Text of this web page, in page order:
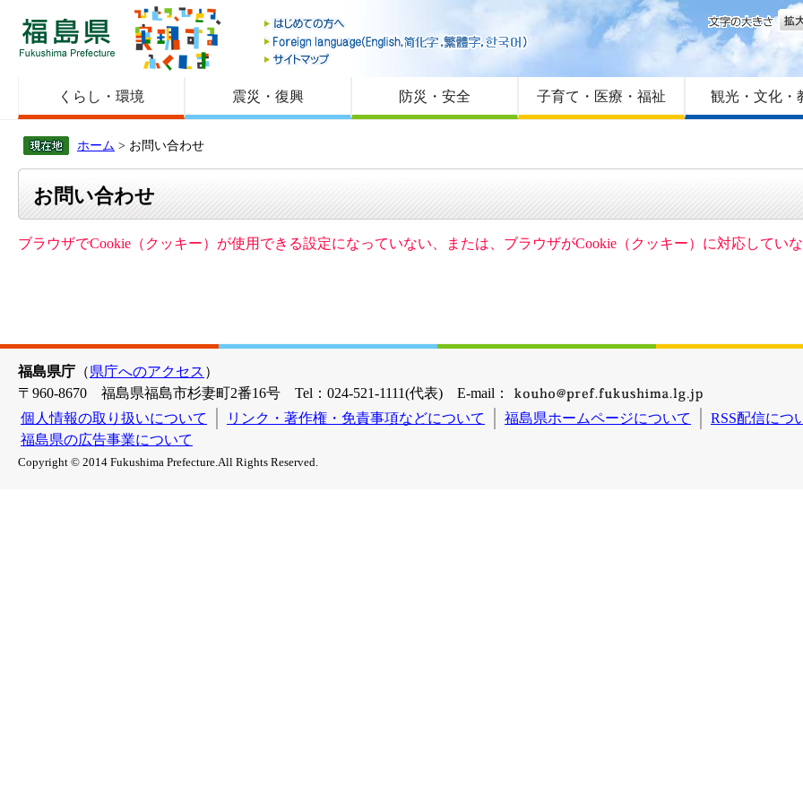
福島県
はじめての方へ
Foreign language
サイトマップ
文字
くらし・環境 震災・復興 防災・安全 子育て・医療・福祉 観光・文化・
ホーム > お問い合わせ
お問い合わせ
ブラウザでCookie（クッキー）が使用できる設定になっていない、または、ブラウザがCookie（クッキー）に対応してい
福島県庁 （県庁へのアクセス ）
〒960-8670 福島県福島市杉妻町2番16号 Tel：024-521-1111(代表) E-mail：
個人情報の取り扱いについて
リンク・著作権・免責事項などについて 福島県ホームページについて
RSS配信につ
福島県の広告事業について
Copyright © 2014 Fukushima Prefecture.All Rights Reserved.